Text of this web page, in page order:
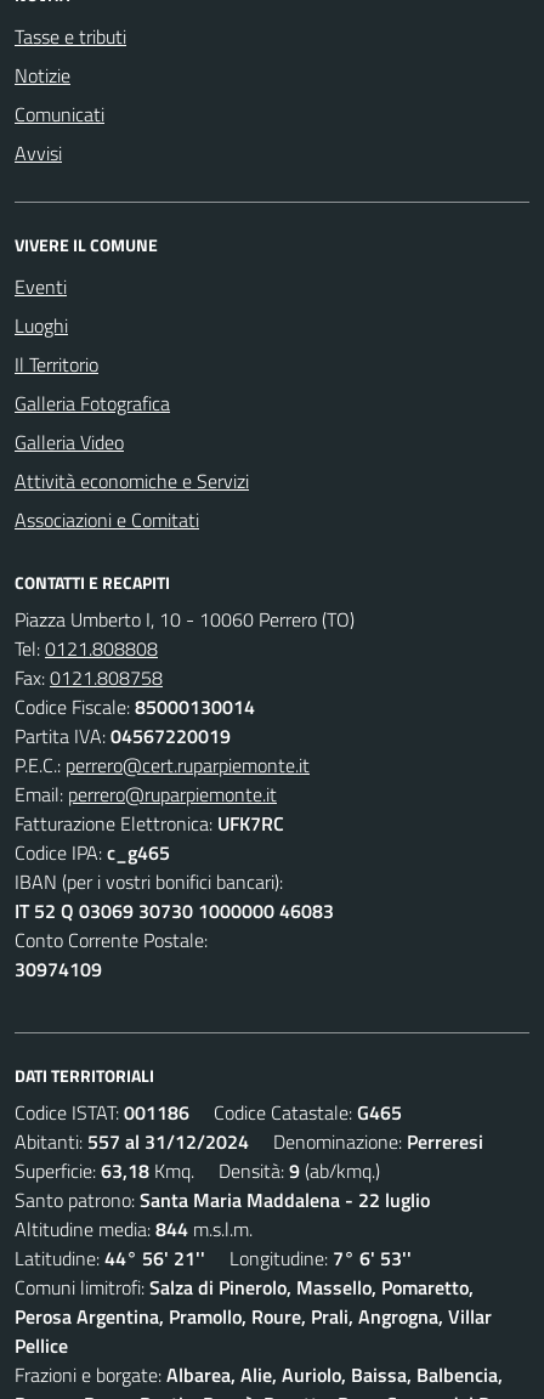
Tasse e tributi
Notizie
Comunicati
Avvisi
VIVERE IL COMUNE
Eventi
Luoghi
Il Territorio
Galleria Fotografica
Galleria Video
Attività economiche e Servizi
Associazioni e Comitati
CONTATTI E RECAPITI
Piazza Umberto I, 10 - 10060 Perrero (TO)
Tel:0121.808808
Fax:0121.808758
Codice Fiscale:85000130014
Partita IVA:04567220019
P.E.C.: perrero@cert.ruparpiemonte.it
Email: perrero@ruparpiemonte.it
Fatturazione Elettronica: UFK7RC
Codice IPA:c_g465
IBAN (per i vostri bonifici bancari):
IT 52 Q 03069 30730 1000000 46083
Conto Corrente Postale:
30974109
DATI TERRITORIALI
Codice ISTAT:001186 Codice Catastale:G465
Abitanti: 557 al 31/12/2024 Denominazione: Perreresi
Superficie:63,18 Kmq. Densità:9(ab/kmq.)
Santo patrono:Santa Maria Maddalena - 22 luglio
Altitudine media:844 m.s.l.m.
Latitudine:44° 56' 21'' Longitudine: 7° 6' 53''
Comuni limitrofi:Salza di Pinerolo, Massello, Pomaretto,
Perosa Argentina, Pramollo, Roure, Prali, Angrogna, Villar
Pellice
Frazioni e borgate:Albarea, Alie, Auriolo, Baissa, Balbencia,